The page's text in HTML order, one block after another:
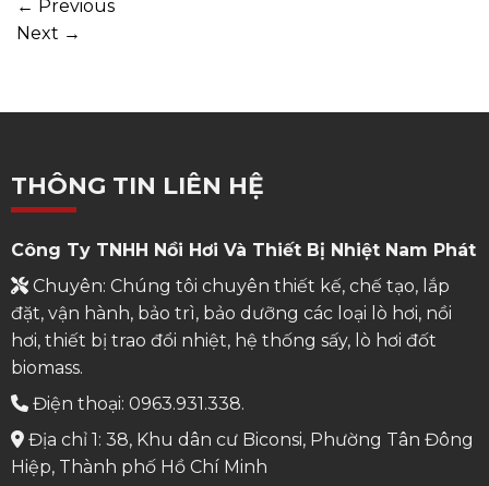
← Previous
Next →
THÔNG TIN LIÊN HỆ
Công Ty TNHH Nồi Hơi Và Thiết Bị Nhiệt Nam Phát
Chuyên: Chúng tôi chuyên thiết kế, chế tạo, lắp
đặt, vận hành, bảo trì, bảo dưỡng các loại lò hơi, nồi
hơi, thiết bị trao đổi nhiệt, hệ thống sấy, lò hơi đốt
biomass.
Điện thoại: 0963.931.338.
Địa chỉ 1: 38, Khu dân cư Biconsi, Phường Tân Đông
Hiệp, Thành phố Hồ Chí Minh